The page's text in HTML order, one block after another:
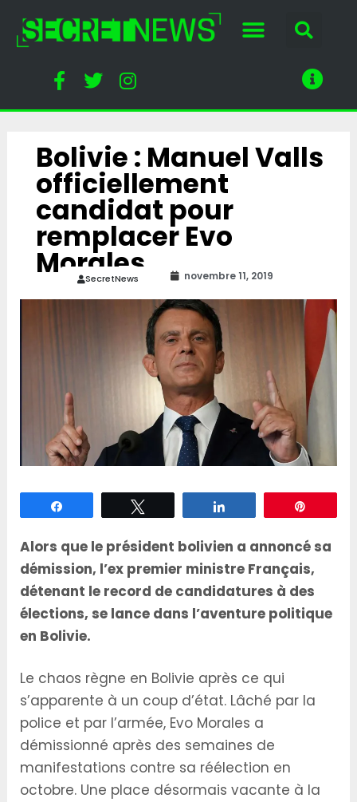
Bolivie : Manuel Valls
officiellement
candidat pour
remplacer Evo
Morales
SecretNews novembre 11, 2019
Alors que le président bolivien a annoncé sa
démission, l’ex premier ministre Français,
détenant le record de candidatures à des
élections, se lance dans l’aventure politique
en Bolivie.
Le chaos règne en Bolivie après ce qui
s’apparente à un coup d’état. Lâché par la
police et par l’armée, Evo Morales a
démissionné après des semaines de
manifestations contre sa réélection en
octobre. Une place désormais vacante à la